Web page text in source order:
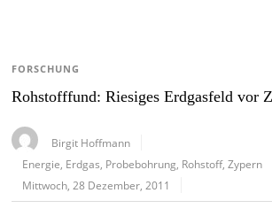
FORSCHUNG
Rohstofffund: Riesiges Erdgasfeld vor
Birgit Hoffmann
Energie Erdgas Probebohrung Rohstoff,Zypern
Mittwoch, 28 Dezember, 2011